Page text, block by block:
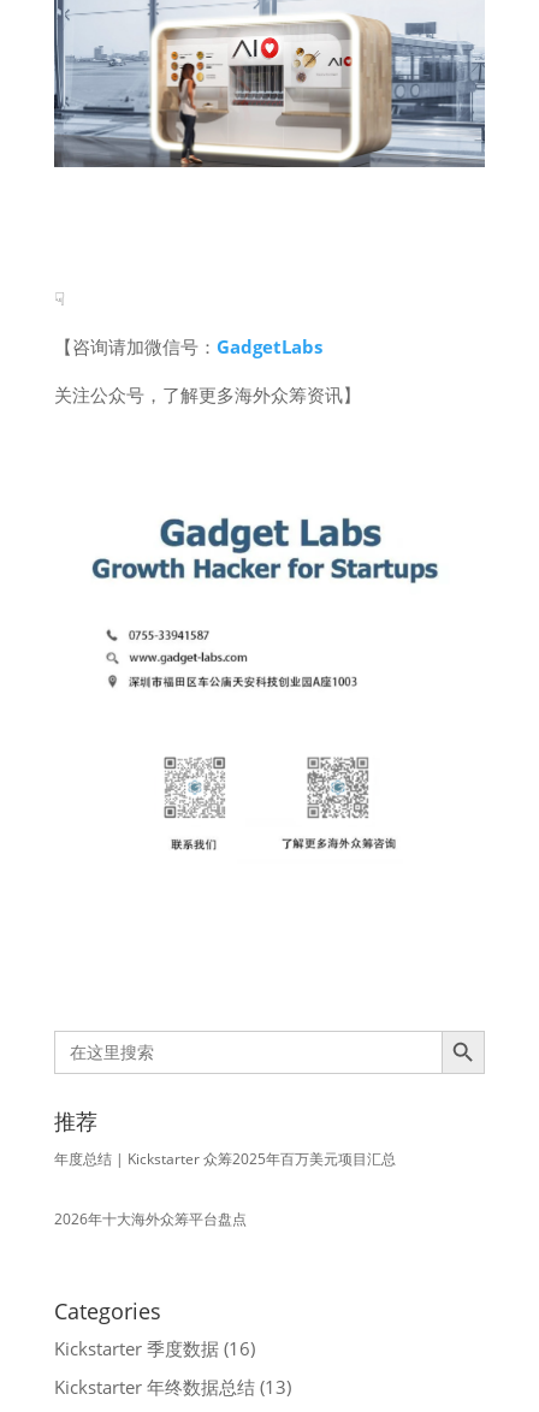
☟
【咨询请加微信号： GadgetLabs
关注公众号，了解更多海外众筹资讯】
Search
for:
Search Button
推荐
年度总结 | Kickstarter 众筹2025年百万美元项目汇总
2026年十大海外众筹平台盘点
Categories
Kickstarter 季度数据(16)
Kickstarter 年终数据总结(13)